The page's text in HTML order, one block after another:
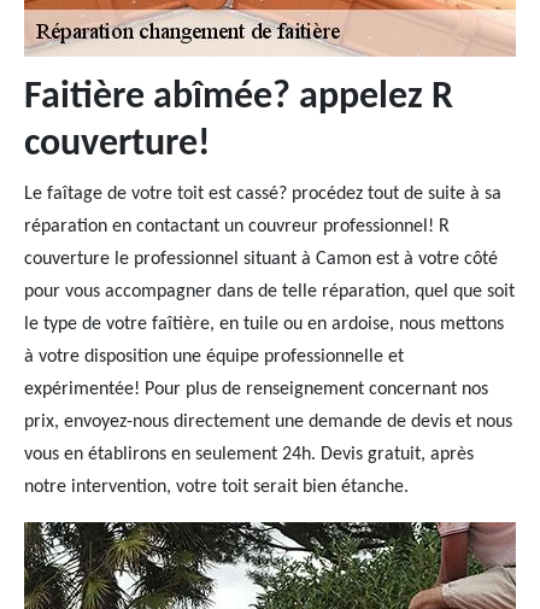
Faitière abîmée? appelez R
couverture!
Le faîtage de votre toit est cassé? procédez tout de suite à sa
réparation en contactant un couvreur professionnel! R
couverture le professionnel situant à Camon est à votre côté
pour vous accompagner dans de telle réparation, quel que soit
le type de votre faîtière, en tuile ou en ardoise, nous mettons
à votre disposition une équipe professionnelle et
expérimentée! Pour plus de renseignement concernant nos
prix, envoyez-nous directement une demande de devis et nous
vous en établirons en seulement 24h. Devis gratuit, après
notre intervention, votre toit serait bien étanche.